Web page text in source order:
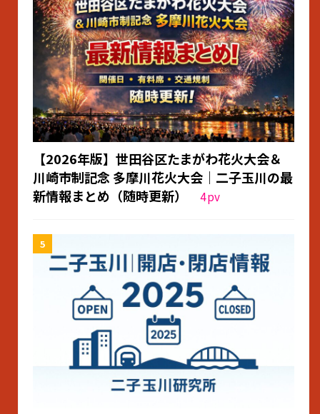
【2026年版】世田谷区たまがわ花火大会＆
川崎市制記念 多摩川花火大会｜二子玉川の最
新情報まとめ（随時更新）
4pv